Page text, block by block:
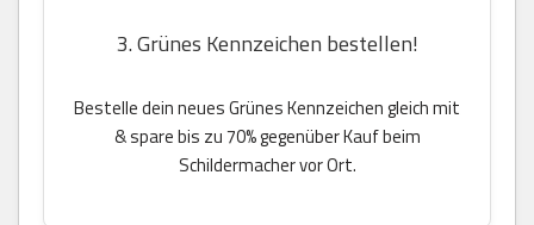
3. Grünes Kennzeichen bestellen!
Bestelle dein neues Grünes Kennzeichen gleich mit
& spare bis zu 70% gegenüber Kauf beim
Schildermacher vor Ort.